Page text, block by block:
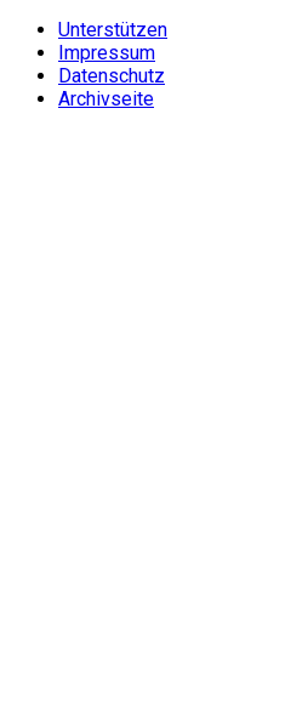
Unterstützen
Impressum
Datenschutz
Archivseite